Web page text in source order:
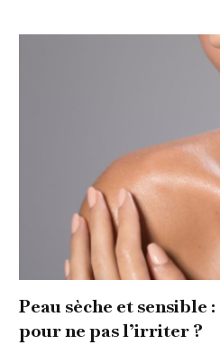
Peau sèche et sensible
pour ne pas l’irriter ?